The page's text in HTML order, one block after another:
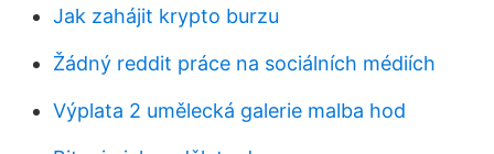
Jak zahájit krypto burzu
Žádný reddit práce na sociálních médiích
Výplata 2 umělecká galerie malba hod